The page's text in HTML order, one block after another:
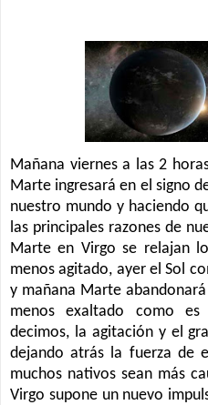
Mañana viernes a las 2
Marte ingresará en el signo
nuestro mundo y haciendo
las principales razones de
Marte en Virgo se relajan
menos agitado, ayer el Sol
y mañana Marte
menos exaltado como
decimos, la agitación y el
dejando atrás la fuerza de
muchos nativos sean más
Virgo supone un nuevo